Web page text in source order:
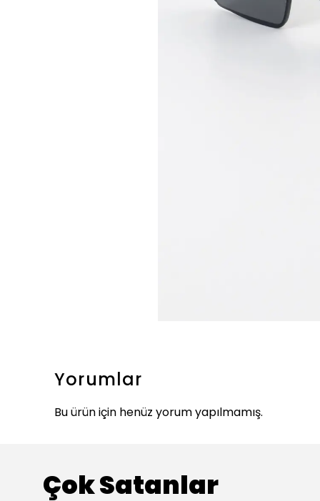
Yorumlar
Bu ürün için henüz yorum yapılmamış.
Çok Satanlar